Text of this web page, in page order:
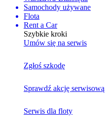
Samochody używane
Flota
Rent a Car
Szybkie kroki
Umów się na serwis
Zgłoś szkodę
Sprawdź akcję serwisową
Serwis dla floty